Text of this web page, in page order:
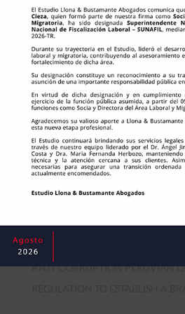
Vea la presentación del webinar
webinar aquí. Participación de
Maldonado, especialista del Área
del Estudio Llona & Bustamante
Recent Posts
Chambers Latinamerica 2023:
Guidelines Peru
Doing business in Peru with
Webinar: “Derechos de los
aéreo internacional. A propósito del
ANTI-CORRUPTION PERUVIAN